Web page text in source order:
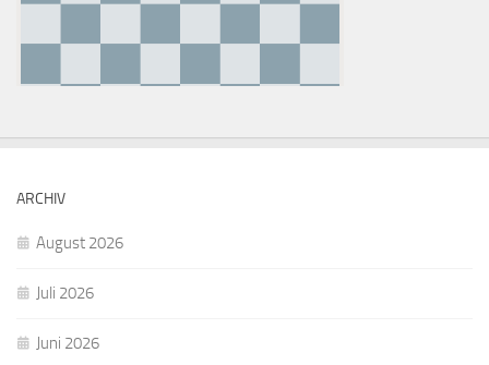
ARCHIV
August 2026
Juli 2026
Juni 2026